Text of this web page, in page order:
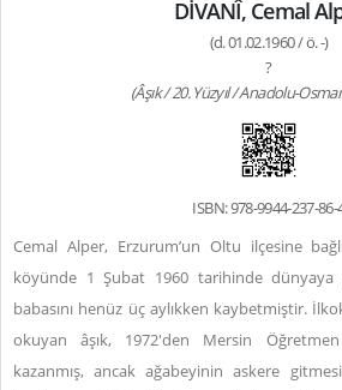
DİVANÎ, Cemal
(d. 01.02.1960 / ö. -)
?
(Âşık / 20. Yüzyıl / Anadolu-
ISBN: 978-9944-237-86-
Cemal Alper, Erzurum’un Oltu ilçesine
köyünde 1 Şubat 1960 tarihinde dünyaya
babasını henüz üç aylıkken kaybetmiştir.
okuyan âşık, 1972'den Mersin
kazanmış, ancak ağabeyinin askere